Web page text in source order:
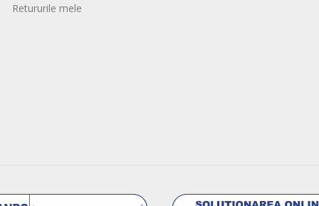
Retururile mele